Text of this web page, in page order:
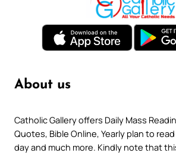
About us
Catholic Gallery offers Daily Mass
Quotes, Bible Online, Yearly plan to
day and much more. Kindly note that